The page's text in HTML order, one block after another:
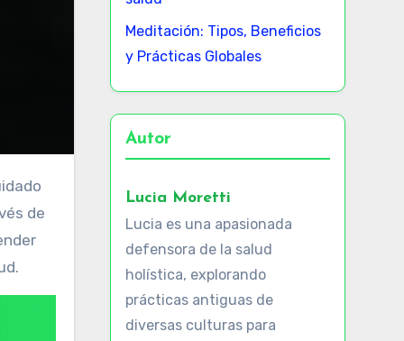
de
Meditación: Tipos, Beneficios
y Prácticas Globales
Autor
Lucia Moretti
Lucia es una apasionada
defensora de la salud
holística, explorando
prácticas antiguas de
diversas culturas para